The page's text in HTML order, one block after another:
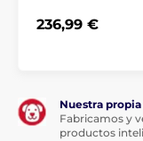
236,99 €
Nuestra
Fabricamos y
productos